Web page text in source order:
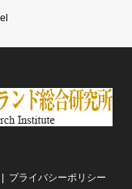
プライバシーポリシー